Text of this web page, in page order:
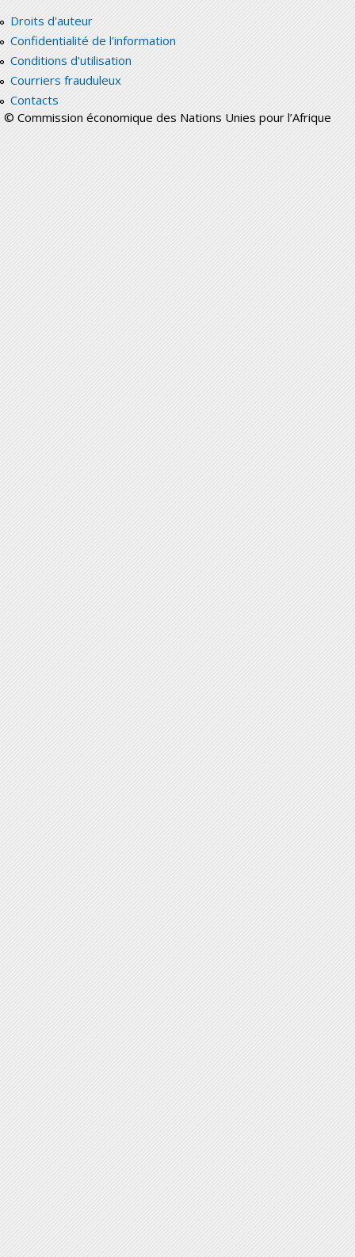
Droits d'auteur
Confidentialité de l'information
Conditions d'utilisation
Courriers frauduleux
Contacts
© Commission économique des Nations Unies pour l’Afrique